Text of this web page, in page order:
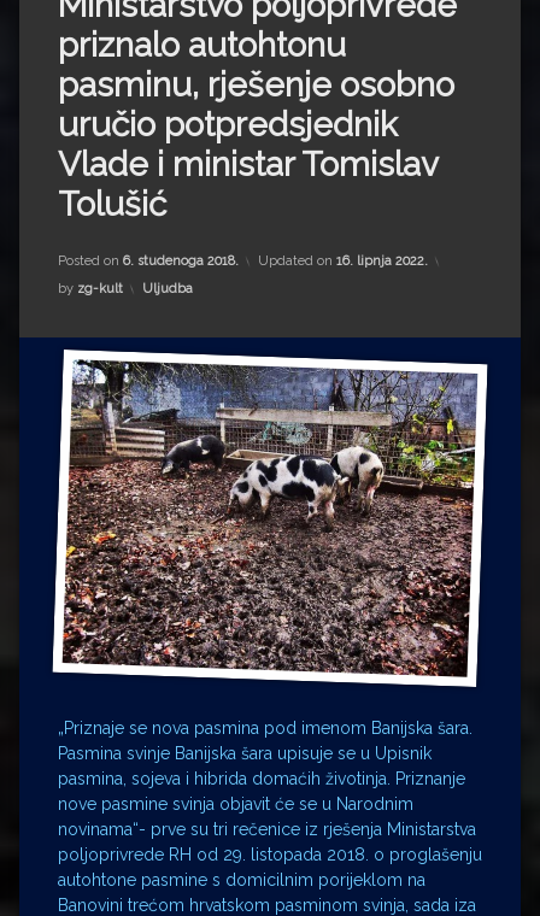
Impressum
Milenko Strižak
Drugi autori
Drugi autori
Matea Andrić
Ljiljana Lekanić-Kljaić
Mario Lovreković
Miroslav Šantek
priznalo autohtonu
pasminu, rješenje osobno
uručio potpredsjednik
Vlade i ministar Tomislav
Tolušić
Posted on 6. studenoga 2018. Updated on 16. lipnja 2022.
by zg-kult Kategorije:
Uljudba
„Priznaje se nova pasmina pod imenom Banijska šara.
Pasmina svinje Banijska šara upisuje se u Upisnik
pasmina, sojeva i hibrida domaćih životinja. Priznanje
nove pasmine svinja objavit će se u Narodnim
novinama“- prve su tri rečenice iz rješenja Ministarstva
poljoprivrede RH od 29. listopada 2018. o proglašenju
autohtone pasmine s domicilnim porijeklom na
Banovini trećom hrvatskom pasminom svinja, sada iza